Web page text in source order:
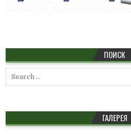
ПОИСК
ГАЛЕРЕЯ